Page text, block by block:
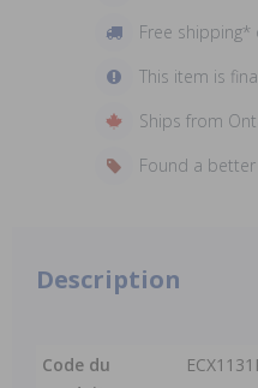
Free
This item is
Ships from
Found a
Description
Code du